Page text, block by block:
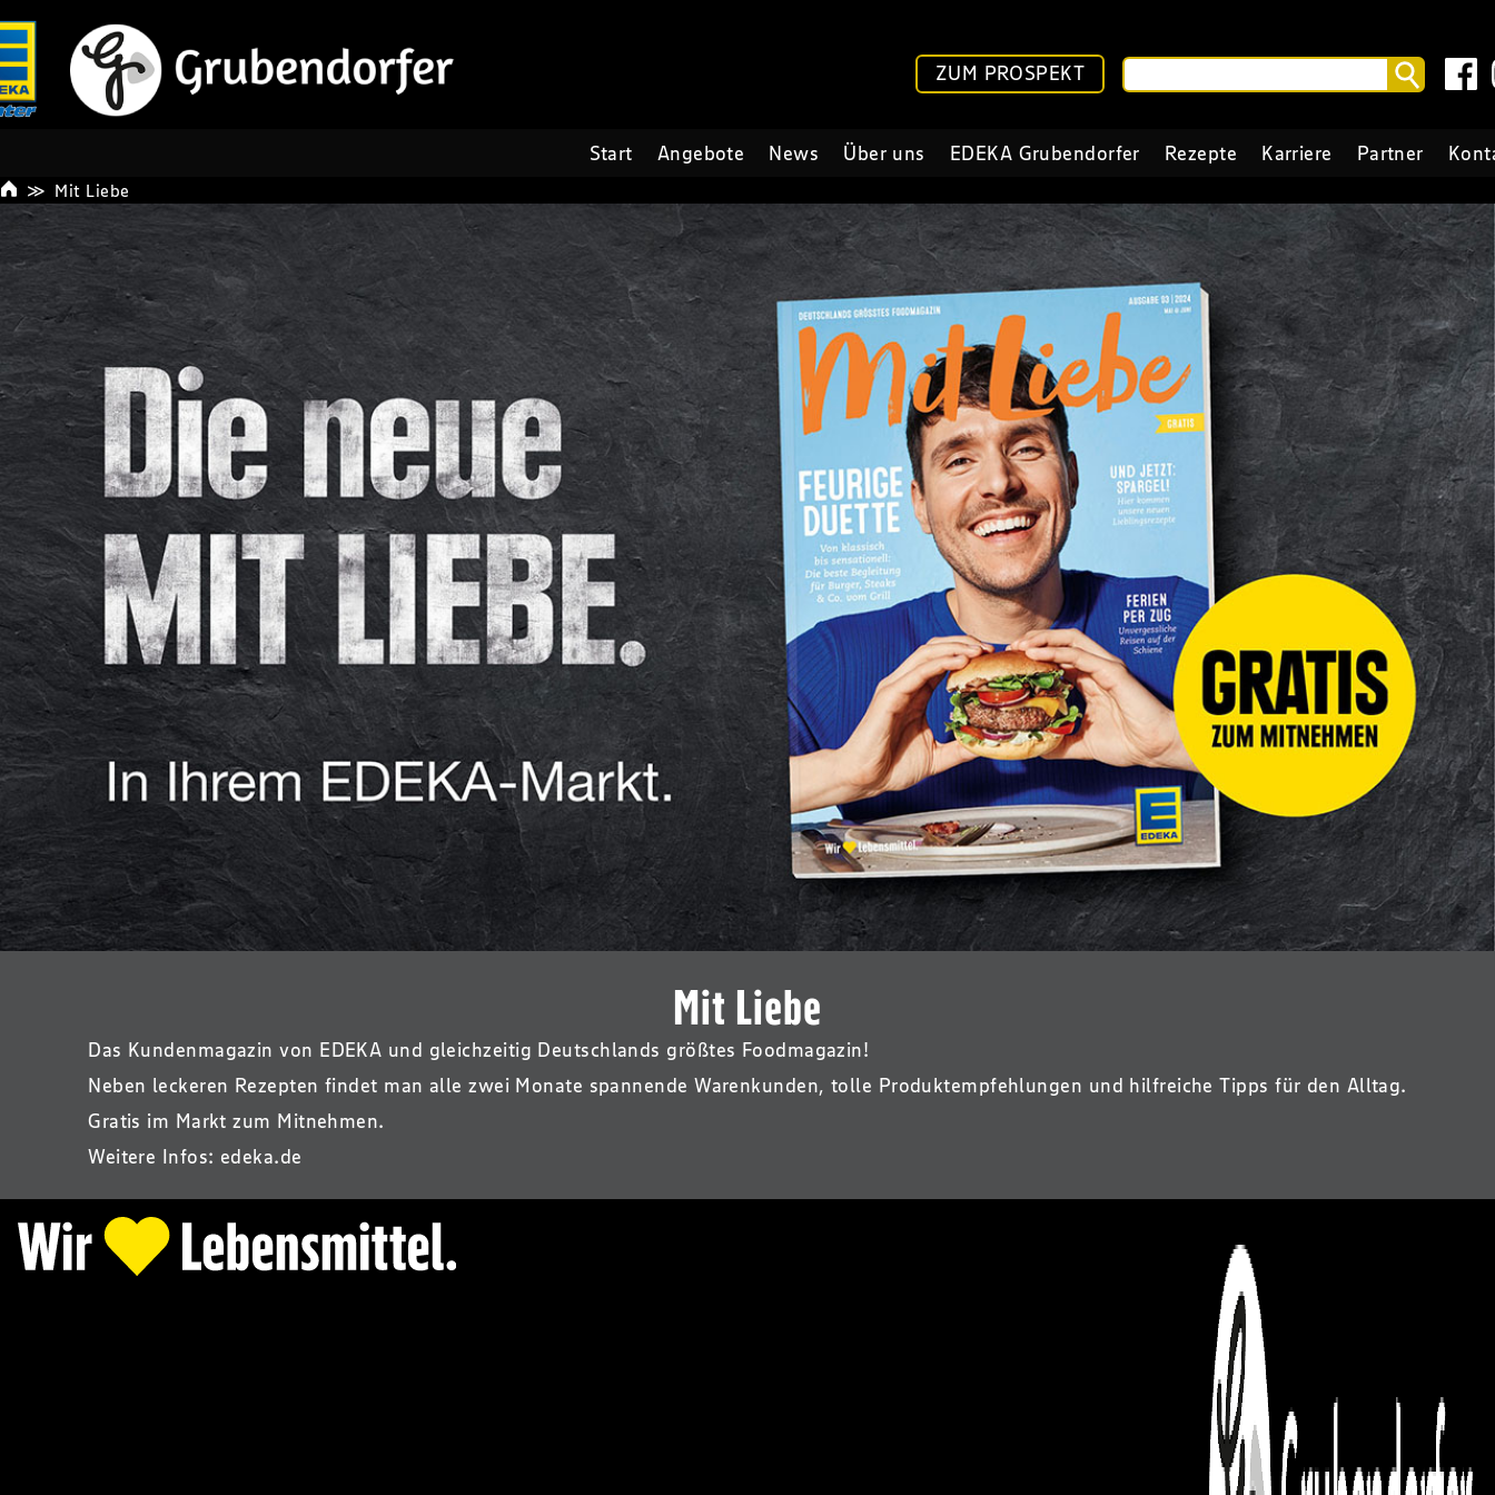
ZUM PROSPEKT
Start Angebote News Über uns EDEKA Grubendorfer Rezepte Karriere Partner
Mit Liebe
Mit Liebe
Das Kundenmagazin von EDEKA und gleichzeitig Deutschlands größtes Foodmagazin!
Neben leckeren Rezepten findet man alle zwei Monate spannende Warenkunden, tolle Produktempfehlungen und hilfreiche Tipps für den Alltag.
Gratis im Markt zum Mitnehmen.
Weitere Infos: edeka.de